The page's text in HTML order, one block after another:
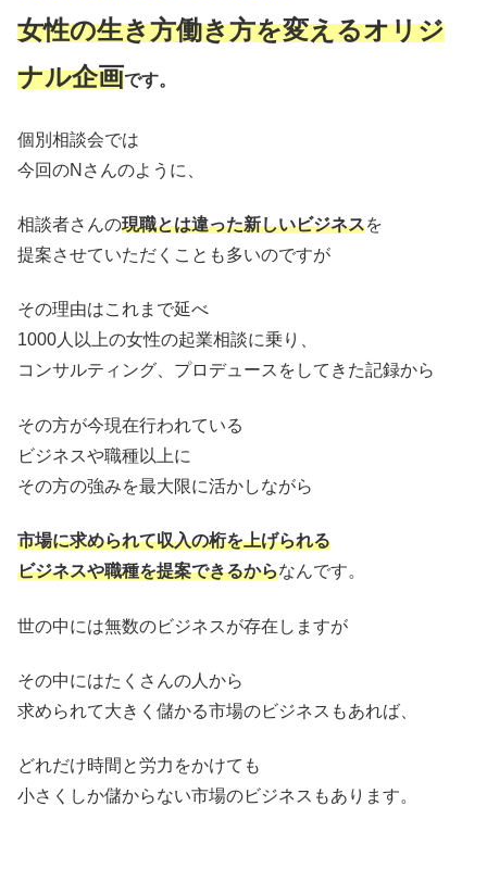
女性の生き方働き方を変えるオリジ
ナル企画です。
個別相談会では
今回のNさんのように、
相談者さんの現職とは違った新しいビジネスを
提案させていただくことも多いのですが
その理由はこれまで延べ
1000人以上の女性の起業相談に乗り、
コンサルティング、プロデュースをしてきた記録から
その方が今現在行われている
ビジネスや職種以上に
その方の強みを最大限に活かしながら
市場に求められて収入の桁を上げられる
ビジネスや職種を提案できるからなんです。
世の中には無数のビジネスが存在しますが
その中にはたくさんの人から
求められて大きく儲かる市場のビジネスもあれば、
どれだけ時間と労力をかけても
小さくしか儲からない市場のビジネスもあります。